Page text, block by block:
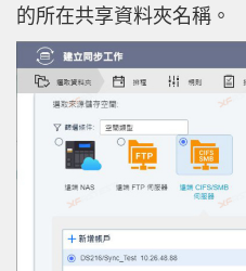
的所在共享資料夾名稱。